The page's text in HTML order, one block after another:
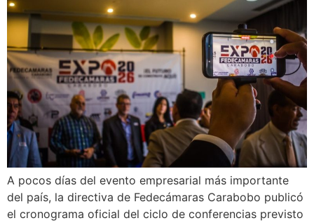
A pocos días del evento empresarial más importante
del país, la directiva de Fedecámaras Carabobo publicó
el cronograma oficial del ciclo de conferencias previsto